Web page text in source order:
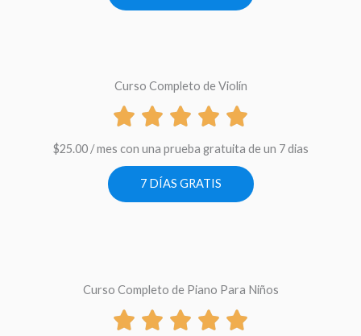
Curso Completo de Violín
$25.00 / mes con una prueba gratuita de un 7 dias
7 DÍAS GRATIS
Curso Completo de Piano Para Niños